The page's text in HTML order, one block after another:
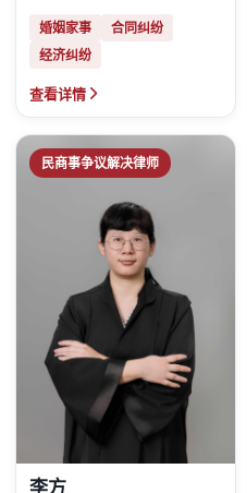
婚姻家事
合同纠纷
经济纠纷
查看详情
民商事争议解决律师
李方